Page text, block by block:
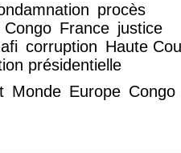
procès
Congo France justice
corruption Haute
présidentielle
Monde Europe Congo